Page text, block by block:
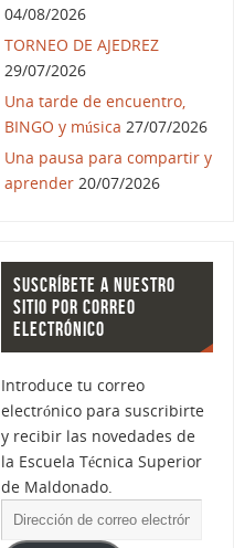
04/08/2026
TORNEO DE AJEDREZ
29/07/2026
Una tarde de encuentro,
BINGO y música 27/07/2026
Una pausa para compartir y
aprender 20/07/2026
SUSCRÍBETE A NUESTRO
SITIO POR CORREO
ELECTRÓNICO
Introduce tu correo
electrónico para suscribirte
y recibir las novedades de
la Escuela Técnica Superior
de Maldonado.